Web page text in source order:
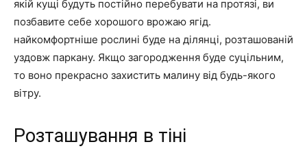
якій кущі будуть постійно перебувати на протязі, ви
позбавите себе хорошого врожаю ягід.
найкомфортніше рослині буде на ділянці, розташованій
уздовж паркану. Якщо загородження буде суцільним,
то воно прекрасно захистить малину від будь-якого
вітру.
Розташування в тіні